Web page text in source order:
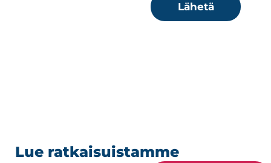
Lähetä
Lue ratkaisuistamme